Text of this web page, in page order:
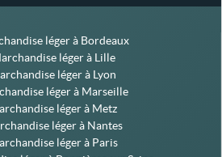
léger à Bordeaux
léger à Lille
léger à Lyon
léger à Marseille
léger à Metz
léger à Nantes
léger à Paris